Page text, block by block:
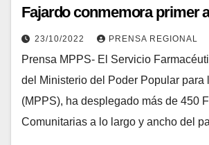
Fajardo conmemora primer
23/10/2022 PRENSA REGIONAL
Prensa MPPS- El Servicio
del Ministerio del Poder Popular para
(MPPS), ha desplegado más de 450
Comunitarias a lo largo y ancho del